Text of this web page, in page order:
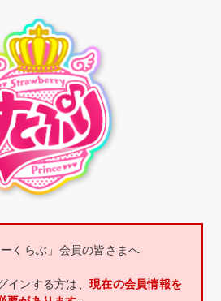
くらぶ」会員の皆さまへ
インする方は、 現在の会員情報を